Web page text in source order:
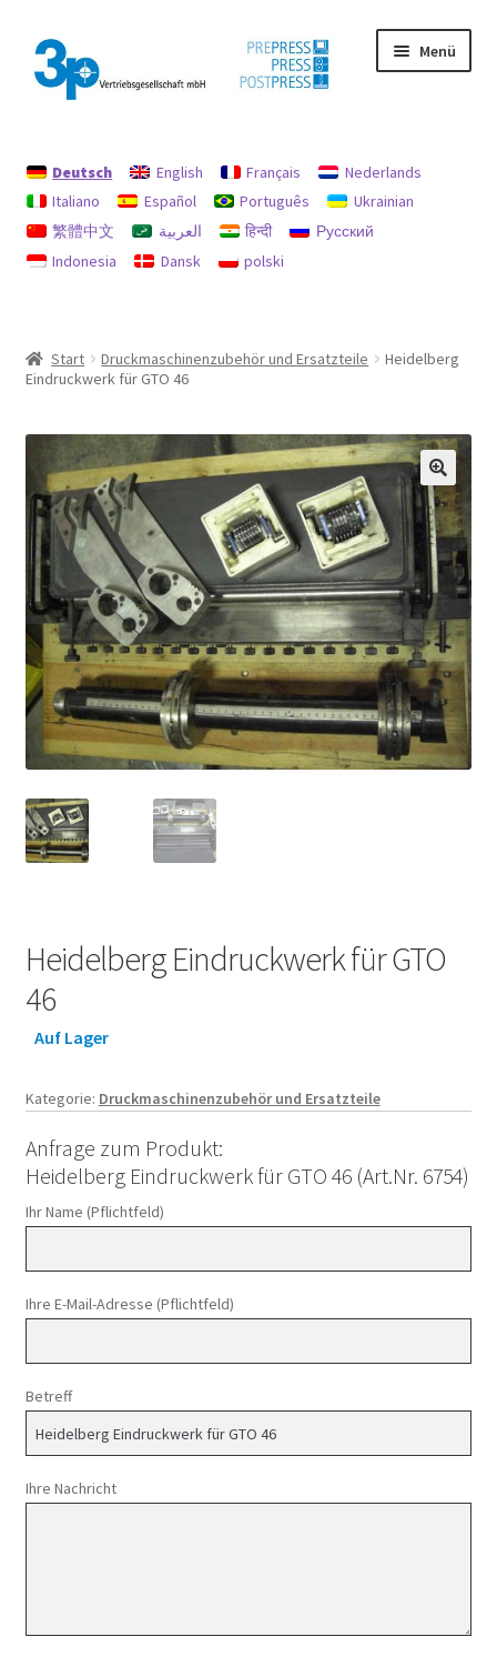
Zur
Navigation
springen
Zum
Inhalt
springen
Menü
Datenschutz
Gebrauchtmaschinen
Deutsch English Français
Nederlands
Italiano
Español Português
Ukrainian
繁體中文
العربية हिन्दी
Русский
Indonesia
Dansk polski
Start Druckmaschinenzubehör und Ersatzteile
Heidelberg
Eindruckwerk für GTO 46
Heidelberg Eindruckwerk für GTO
46
Auf Lager
Kategorie: Druckmaschinenzubehör und Ersatzteile
Anfrage zum Produkt:
Heidelberg Eindruckwerk für GTO 46 (Art.Nr. 6754)
Ihr Name (Pflichtfeld)
Ihre E-Mail-Adresse (Pflichtfeld)
Betreff
Ihre Nachricht